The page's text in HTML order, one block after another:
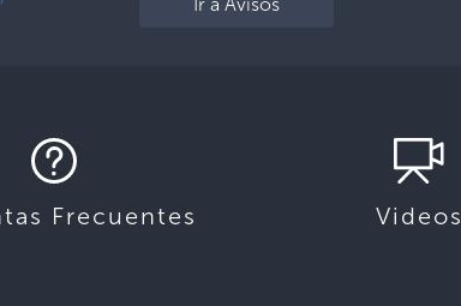
Frecuentes Videos